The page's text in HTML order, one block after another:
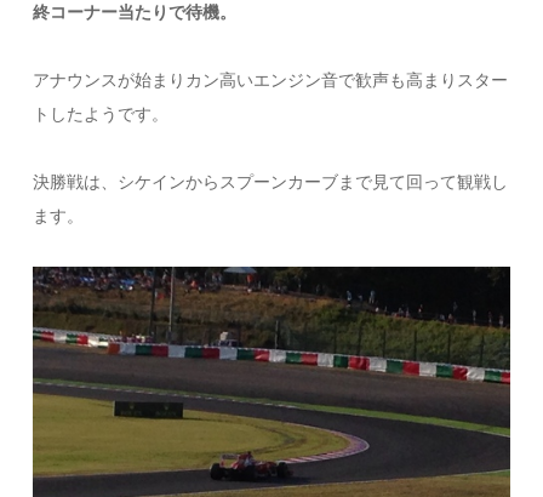
終コーナー当たりで待機。
アナウンスが始まりカン高いエンジン音で歓声も高まりスター
トしたようです。
決勝戦は、シケインからスプーンカーブまで見て回って観戦し
ます。